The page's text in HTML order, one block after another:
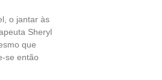
o jantar às
Sheryl
que
se então